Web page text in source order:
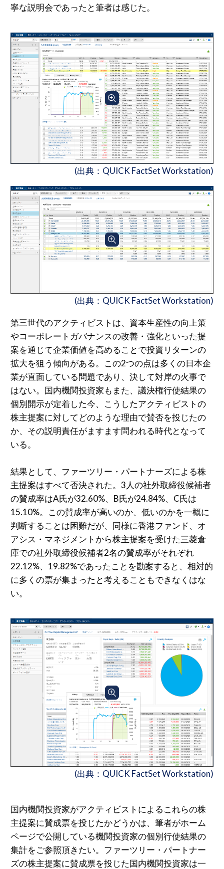
寧な説明会であったと筆者は感じた。
(出典：QUICK FactSet Workstation)
(出典：QUICK FactSet Workstation)
第三世代のアクティビストは、資本生産性の向上策
やコーポレートガバナンスの改善・強化といった提
案を通じて企業価値を高めることで投資リターンの
拡大を狙う傾向がある。この2つの点は多くの日本企
業が直面している問題であり、決して対岸の火事で
はない。国内機関投資家もまた、議決権行使結果の
個別開示が定着した今、こうしたアクティビストの
株主提案に対してどのような理由で賛否を投じたの
か、その説明責任がますます問われる時代となって
いる。
結果として、ファーツリー・パートナーズによる株
主提案はすべて否決された。3人の社外取締役候補者
の賛成率はA氏が32.60%、B氏が24.84%、C氏は
15.10%。この賛成率が高いのか、低いのかを一概に
判断することは困難だが、同様に香港ファンド、オ
アシス・マネジメントから株主提案を受けた三菱倉
庫での社外取締役候補者2名の賛成率がそれぞれ
22.12%、19.82%であったことを勘案すると、相対的
に多くの票が集まったと考えることもできなくはな
い。
(出典：QUICK FactSet Workstation)
国内機関投資家がアクティビストによるこれらの株
主提案に賛成票を投じたかどうかは、筆者がホーム
ページで公開している機関投資家の個別行使結果の
集計をご参照頂きたい。ファーツリー・パートナー
ズの株主提案に賛成票を投じた国内機関投資家は一